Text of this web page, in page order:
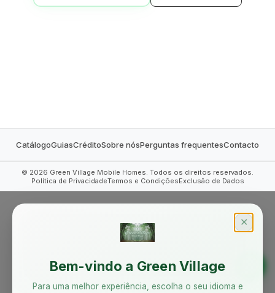
CatálogoGuiasCréditoSobre nósPerguntas frequentesContacto
© 2026 Green Village Mobile Homes. Todos os direitos reservados.
Política de PrivacidadeTermos e CondiçõesExclusão de Dados
✕
Bem-vindo a Green Village
Para uma melhor experiência, escolha o seu idioma e